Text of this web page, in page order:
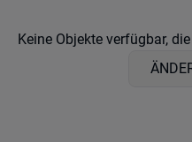
Keine Objekte verfügbar,